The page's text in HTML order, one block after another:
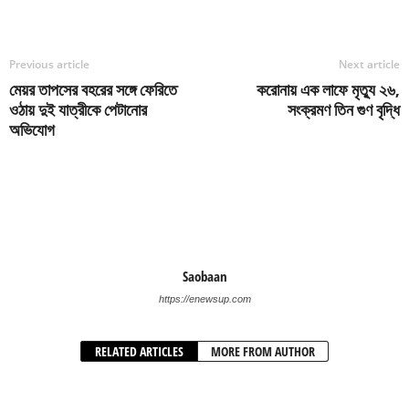
Previous article
মেয়র তাপসের বহরের সঙ্গে ফেরিতে
ওঠায় দুই যাত্রীকে পেটানোর
অভিযোগ
Next article
করোনায় এক লাফে মৃত্যু ২৬,
সংক্রমণ তিন গুণ বৃদ্ধি
Saobaan
https://enewsup.com
RELATED ARTICLES MORE FROM AUTHOR